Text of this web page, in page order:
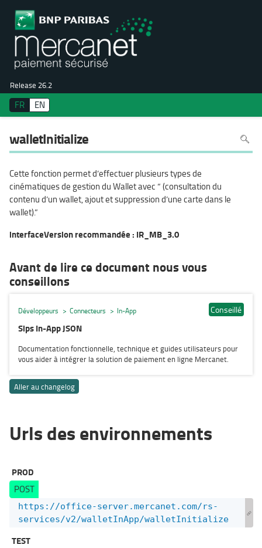
Release 26.2
FR EN
walletInitialize Pour
dans
la
Cette fonction permet d’effectuer plusieurs types de
cinématiques de gestion du Wallet avec “ (consultation du
contenu d’un wallet, ajout et suppression d’une carte dans le
wallet).”
interfaceVersion recommandée : IR_MB_3.0
Avant de lire ce document nous vous
conseillons
Conseillé
Développeurs Connecteurs In-App
Sips In-App JSON
Documentation fonctionnelle, technique et guides utilisateurs pour
vous aider à intégrer la solution de paiement en ligne Mercanet.
Aller au changelog
Urls des environnements
PROD
https://office-server.mercanet.com/rs-
services/v2/walletInApp/walletInitialize
POST
TEST